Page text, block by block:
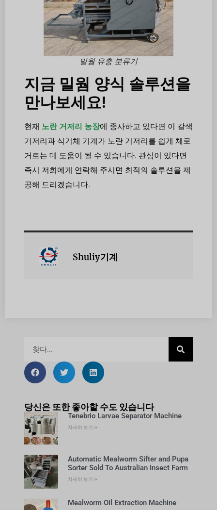
밀웜 유충 분류기
지금 밀웜 양식 솔루션을
만나보세요!
현재 노란 거저리 농장에 종사하고 있다면 이 갈색
거저리과 식기체 기계가 노란 거저리를 쉽게 체로
거르는 데 도움이 될 수 있습니다. 관심이 있다면
즉시 저희에게 연락해 주시면 최적의 솔루션을 제
공해 드리겠습니다.
Shuliy기계
당신은 또한 좋아할 수도 있습니다
Tenebrio Larvae Separator Machine
자세히 보기 »
Automatic Mealworm Sifter and Pupa
Sorter Sold To Australian Insect Farm
자세히 보기 »
Mealworm Oil Extraction Machine